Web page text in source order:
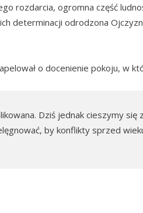
rozdarcia, ogromna część
determinacji odrodzona
o docenienie pokoju, w
Dziś jednak cieszymy się
by konflikty sprzed